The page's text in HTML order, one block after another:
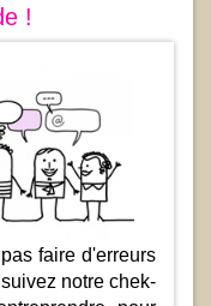
!
faire d'erreurs
notre chek-